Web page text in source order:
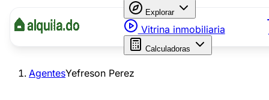
Explorar
Vitrina inmobiliaria
Calculadoras
AgentesYefreson Perez